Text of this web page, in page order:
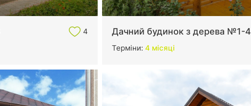
4
Дачний будинок з дерева №1-4
Терміни: 4 місяці